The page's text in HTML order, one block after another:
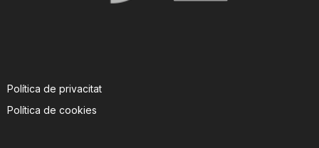
Política de privacitat
Política de cookies